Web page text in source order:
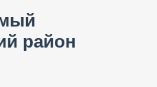
район